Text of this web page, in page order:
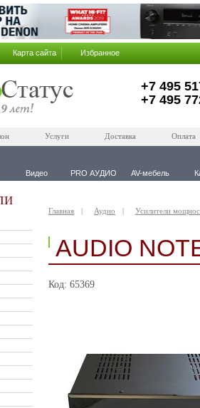
Карта сайта Избранное
+7 495
+7 495
Услуги Доставка Оплата
Видео PRO АУДИО AV-мебель
Главная Аудио Усилители
AUDIO
Код: 65369